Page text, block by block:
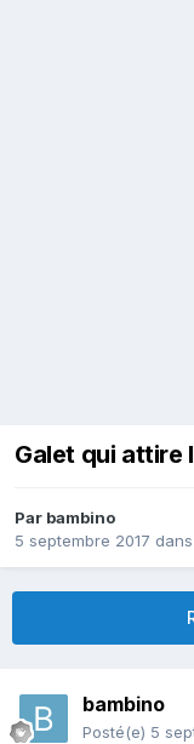
Galet qui attire
Par bambino
5 septembre 2017 dans
bambino
Posté(e) 5